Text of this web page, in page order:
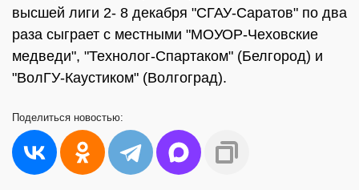
высшей лиги 2- 8 декабря "СГАУ-Саратов" по два
раза сыграет с местными "МОУОР-Чеховские
медведи", "Технолог-Спартаком" (Белгород) и
"ВолГУ-Каустиком" (Волгоград).
Поделиться новостью: